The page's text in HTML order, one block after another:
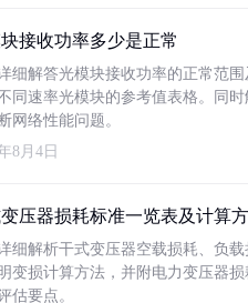
接收功率多少是正常
细解答光模块接收功率的正常范
同速率光模块的参考值表格。同
网络性能问题。
8月4日
压器损耗标准一览表及计算
细解析干式变压器空载损耗、负
变损计算方法，并附电力变压器
估要点。